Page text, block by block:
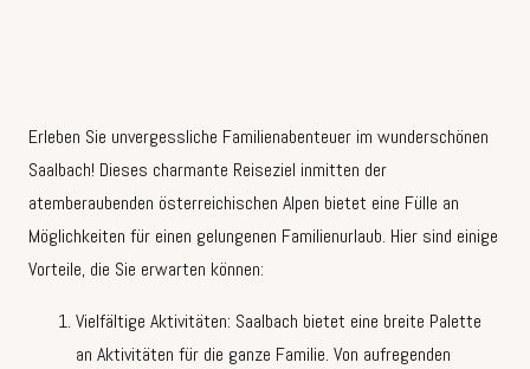
Erleben Sie unvergessliche Familienabenteuer im wunderschönen
Saalbach! Dieses charmante Reiseziel inmitten der
atemberaubenden österreichischen Alpen bietet eine Fülle an
Möglichkeiten für einen gelungenen Familienurlaub. Hier sind einige
Vorteile, die Sie erwarten können:
Vielfältige Aktivitäten: Saalbach bietet eine breite Palette
an Aktivitäten für die ganze Familie. Von aufregenden